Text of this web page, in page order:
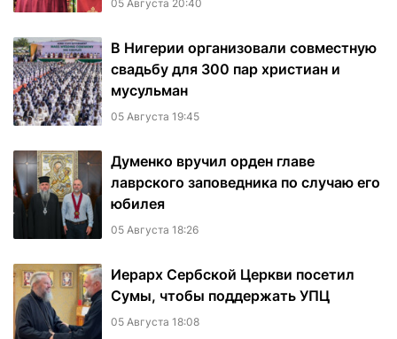
05 Августа 20:40
В Нигерии организовали совместную
свадьбу для 300 пар христиан и
мусульман
05 Августа 19:45
Думенко вручил орден главе
лаврского заповедника по случаю его
юбилея
05 Августа 18:26
Иерарх Сербской Церкви посетил
Сумы, чтобы поддержать УПЦ
05 Августа 18:08